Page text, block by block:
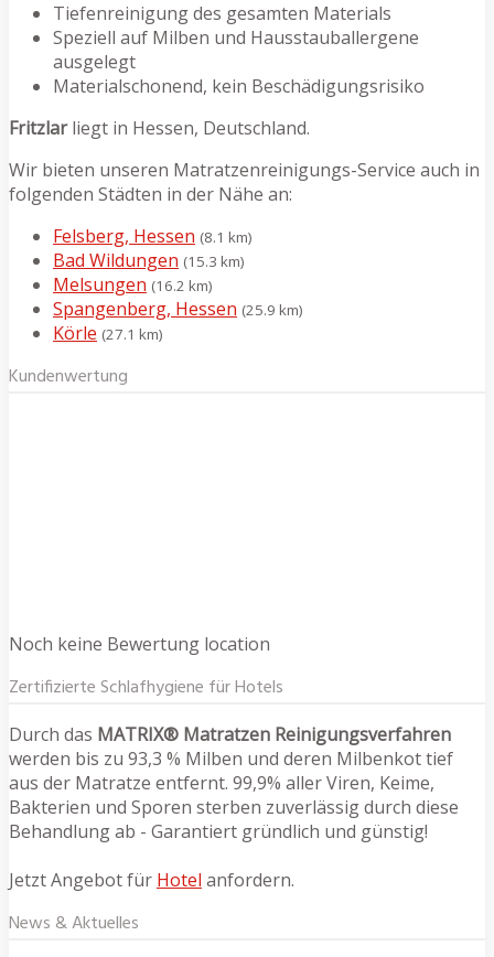
Tiefenreinigung des gesamten Materials
Speziell auf Milben und Hausstauballergene
ausgelegt
Materialschonend, kein Beschädigungsrisiko
Fritzlarliegt in Hessen, Deutschland.
Wir bieten unseren Matratzenreinigungs-Service auch in
folgenden Städten in der Nähe an:
Felsberg, Hessen (8.1 km)
Bad Wildungen (15.3 km)
Melsungen (16.2 km)
Spangenberg, Hessen (25.9 km)
Körle (27.1 km)
Kundenwertung
Noch keine Bewertung location
Zertifizierte Schlafhygiene für Hotels
Durch das MATRIX® Matratzen Reinigungsverfahren
werden bis zu 93,3 % Milben und deren Milbenkot tief
aus der Matratze entfernt. 99,9% aller Viren, Keime,
Bakterien und Sporen sterben zuverlässig durch diese
Behandlung ab - Garantiert gründlich und günstig!
Jetzt Angebot für Hotel anfordern.
News & Aktuelles